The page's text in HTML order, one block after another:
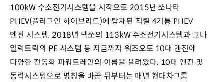
100kW 수소전기시스템을 시작으로 2015년 쏘나타
PHEV(플러그인 하이브리드)에 탑재된 직렬 4기통 PHEV
엔진 시스템, 2018년 넥쏘의 113kW 수소전기시스템과 코나
일렉트릭의 PE 시스템 등 지금까지 워즈오토 10대 엔진에
다양한 전동화 파워트레인의 이름을 올려왔다. 10대 엔진 및
동력시스템으로 명칭을 바꾼 뒤부터는 매년 현대차그룹